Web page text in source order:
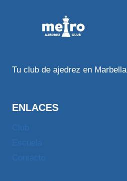
Tu club de ajedrez en Marbella
ENLACES